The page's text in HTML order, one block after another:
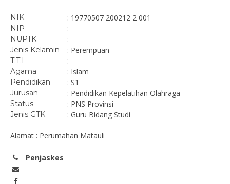
NIK : 19770507 200212 2 001
NIP :
NUPTK :
Jenis Kelamin : Perempuan
T.T.L :
Agama : Islam
Pendidikan : S1
Jurusan : Pendidikan Kepelatihan Olahraga
Status : PNS Provinsi
Jenis GTK : Guru Bidang Studi
Alamat : Perumahan Matauli
Penjaskes